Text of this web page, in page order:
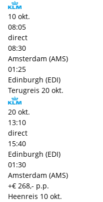
10 okt.
08:05
direct
08:30
Amsterdam (AMS)
01:25
Edinburgh (EDI)
Terugreis 20 okt.
20 okt.
13:10
direct
15:40
Edinburgh (EDI)
01:30
Amsterdam (AMS)
+€ 268,- p.p.
Heenreis 10 okt.